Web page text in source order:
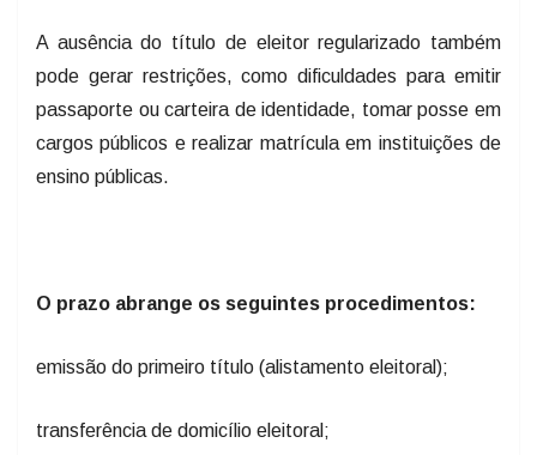
A ausência do título de eleitor regularizado também
pode gerar restrições, como dificuldades para emitir
passaporte ou carteira de identidade, tomar posse em
cargos públicos e realizar matrícula em instituições de
ensino públicas.
O prazo abrange os seguintes procedimentos:
emissão do primeiro título (alistamento eleitoral);
transferência de domicílio eleitoral;